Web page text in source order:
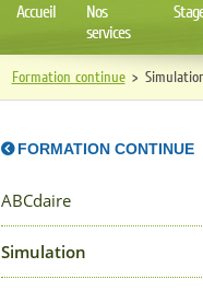
Accueil
Nos
services
Formation continue >
FORMATION CONTINUE
ABCdaire
Simulation